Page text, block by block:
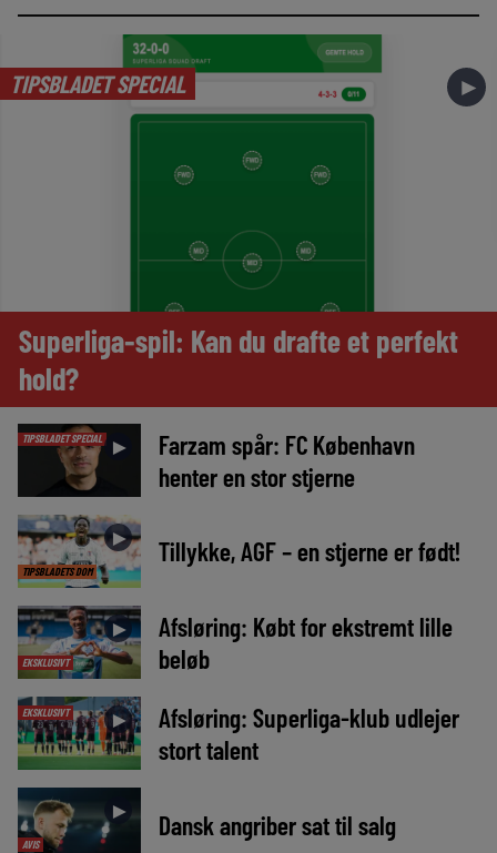
TIPSBLADET SPECIAL ►
Superliga-spil: Kan du drafte et perfekt
hold?
TIPSBLADET SPECIAL ►
Farzam spår: FC København
henter en stor stjerne
TIPSBLADETS DOM
► Tillykke, AGF – en stjerne er født!
EKSKLUSIVT
►
Afsløring: Købt for ekstremt lille
beløb
EKSKLUSIVT ►
Afsløring: Superliga-klub udlejer
stort talent
AVIS
► Dansk angriber sat til salg